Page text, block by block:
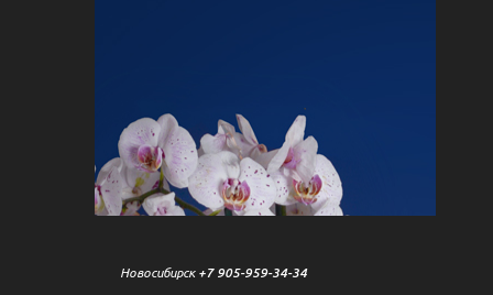
Новосибирск +7 905-959-34-34